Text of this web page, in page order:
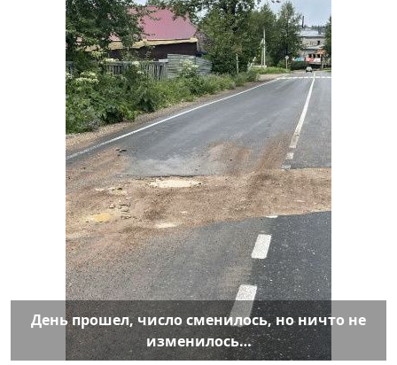
День прошел, число сменилось, но ничто не
изменилось…